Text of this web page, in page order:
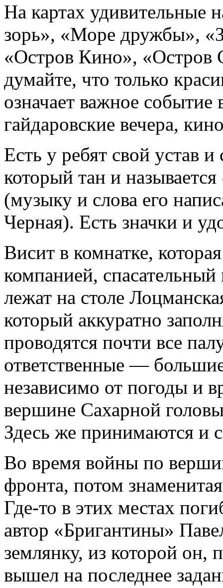
На картах удивительные
зорь», «Море дружбы»,
«Остров Кино», «Остров
думайте, что только
означает важное
гайдаровские вечера,
Есть у ребят свой устав
который тан и
(музыку и слова его
Черная). Есть значки и
Висит в комнатке,
компанией,
лежат на столе
который аккуратно
проводятся почти все
ответственные —
независимо от погоды и
вершине Сахарной
Здесь же принимаются и
Во время войны по
фронта, потом
Где-то в этих местах
автор «Бригантины»
землянку, из которой он,
вышел на последнее